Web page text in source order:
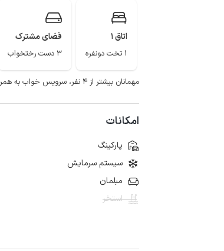
اتاق 1
1 تخت دونفره
فضای مشترک
3 دست رختخواب
مهمانان بیشتر از 4 نفر، سرویس خواب به همراه داشته باشند.
امکانات
پارکینگ
سیستم سرمایش
مبلمان
استخر